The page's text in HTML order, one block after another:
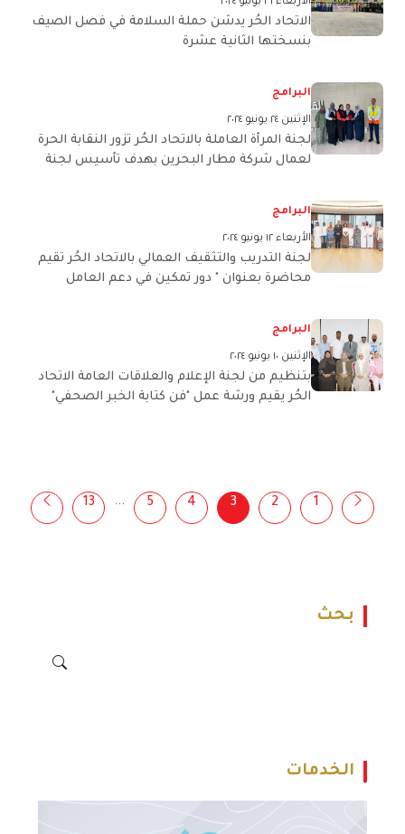
الأربعاء ٢٦ يونيو ٢٠٢٤
الاتحاد الحُر يدشن حملة السلامة في فصل الصيف
بنسختها الثانية عشرة
البرامج
الإثنين ٢٤ يونيو ٢٠٢٤
لجنة المرأة العاملة بالاتحاد الحُر تزور النقابة الحرة
لعمال شركة مطار البحرين بهدف تأسيس لجنة
البرامج
الأربعاء ١٢ يونيو ٢٠٢٤
لجنة التدريب والتثقيف العمالي بالاتحاد الحُر تقيم
محاضرة بعنوان " دور تمكين في دعم العامل
البرامج
الإثنين ١٠ يونيو ٢٠٢٤
بتنظيم من لجنة الإعلام والعلاقات العامة الاتحاد
الحُر يقيم ورشة عمل "فن كتابة الخبر الصحفي"
1
2
3
4
5
...
13
بحث
الخدمات